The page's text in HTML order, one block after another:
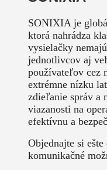
SONIXIA je
ktorá nahrádza
vysielačky
jednotlivcov aj
používateľov cez
extrémne nízku
zdieľanie správ
viazanosti na
efektívnu a
Objednajte si
komunikačné